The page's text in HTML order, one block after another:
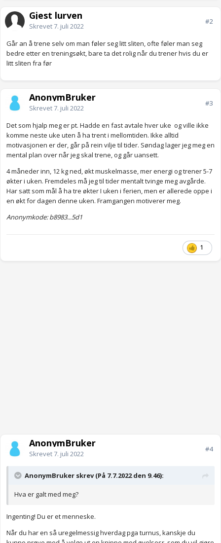
Gjest lurven
Skrevet7. juli 2022
#2
Går an å trene selv om man føler seg litt sliten, ofte føler man seg
bedre etter en treningsøkt, bare ta det rolig når du trener hvis du er
litt sliten fra før
AnonymBruker
Skrevet7. juli 2022
#3
Det som hjalp meg er pt. Hadde en fast avtale hver uke og ville ikke
komme neste uke uten å ha trent i mellomtiden. Ikke alltid
motivasjonen er der, går på rein vilje til tider. Søndag lager jeg meg en
mental plan over når jeg skal trene, og går uansett.
4 måneder inn, 12 kg ned, økt muskelmasse, mer energi og trener 5-7
økter i uken. Fremdeles må jeg til tider mentalt tvinge meg avgårde.
Har satt som mål å ha tre økter I uken i ferien, men er allerede oppe i
en økt for dagen denne uken. Framgangen motiverer meg.
Anonymkode: b8983...5d1
1
AnonymBruker
Skrevet7. juli 2022
#4
AnonymBruker skrev (På 7.7.2022 den 9.46):
Hva er galt med meg?
Ingenting! Du er et menneske.
Når du har en så uregelmessig hverdag pga turnus, kanskje du